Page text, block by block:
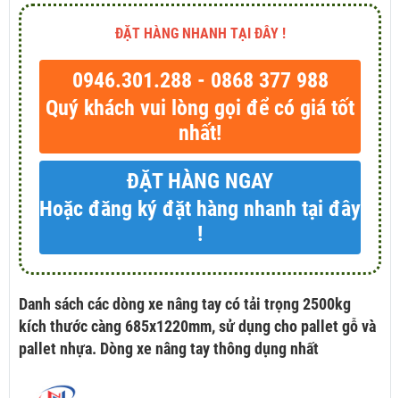
ĐẶT HÀNG NHANH TẠI ĐÂY !
0946.301.288 - 0868 377 988
Quý khách vui lòng gọi để có giá tốt
nhất!
ĐẶT HÀNG NGAY
Hoặc đăng ký đặt hàng nhanh tại đây
!
Danh sách các dòng xe nâng tay có tải trọng 2500kg
kích thước càng 685x1220mm, sử dụng cho pallet gỗ và
pallet nhựa. Dòng xe nâng tay thông dụng nhất